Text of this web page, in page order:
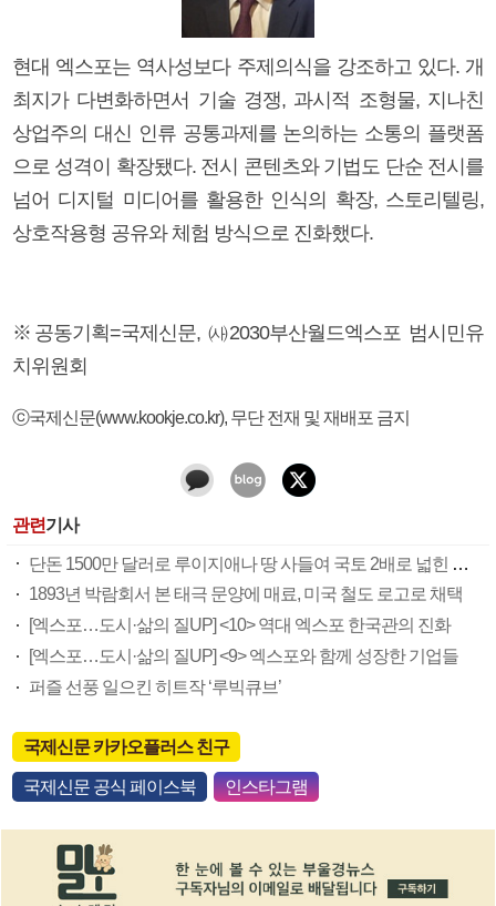
현대 엑스포는 역사성보다 주제의식을 강조하고 있다. 개
최지가 다변화하면서 기술 경쟁, 과시적 조형물, 지나친
상업주의 대신 인류 공통과제를 논의하는 소통의 플랫폼
으로 성격이 확장됐다. 전시 콘텐츠와 기법도 단순 전시를
넘어 디지털 미디어를 활용한 인식의 확장, 스토리텔링,
상호작용형 공유와 체험 방식으로 진화했다.
※공동기획=국제신문, ㈔2030부산월드엑스포 범시민유
치위원회
ⓒ국제신문(www.kookje.co.kr), 무단 전재 및 재배포 금지
관련기사
단돈 1500만 달러로 루이지애나 땅 사들여 국토 2배로 넓힌 미국
1893년 박람회서 본 태극 문양에 매료, 미국 철도 로고로 채택
[엑스포…도시·삶의 질UP] <10> 역대 엑스포 한국관의 진화
[엑스포…도시·삶의 질UP] <9> 엑스포와 함께 성장한 기업들
퍼즐 선풍 일으킨 히트작 ‘루빅큐브’
국제신문 카카오플러스 친구
국제신문 공식 페이스북 인스타그램